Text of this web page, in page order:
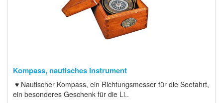
Kompass, nautisches Instrument
♥ Nautischer Kompass, ein Richtungsmesser für die Seefahrt,
ein besonderes Geschenk für die Li..